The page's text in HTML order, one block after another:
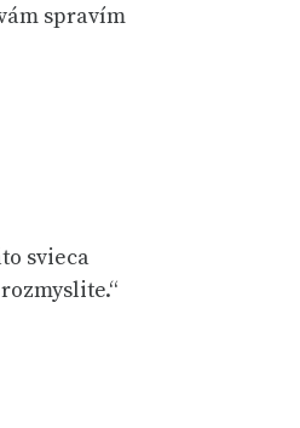
spravím
svieca